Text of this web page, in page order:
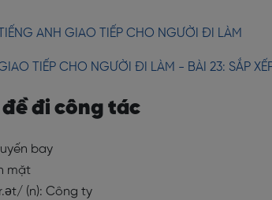
ANH GIAO TIẾP CHO NGƯỜI ĐI LÀM
TIẾP CHO NGƯỜI ĐI LÀM - BÀI 23: SẮP
đi công tác
bay
mặt
(n): Công ty